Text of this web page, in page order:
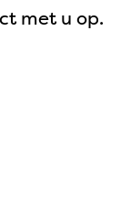
met u op.